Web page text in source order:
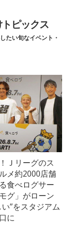
ピックス
たい旬なイベント・
Ｊリーグのス
メ約2000店舗
食べログサー
グ」がローン
”をスタジアム
に